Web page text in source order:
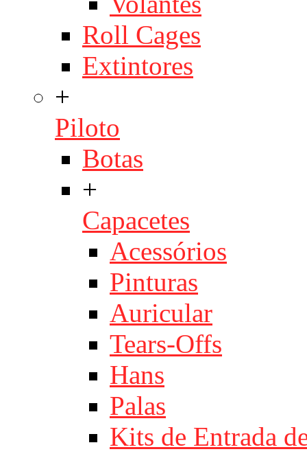
Roll Cages
Extintores
+
Piloto
Botas
+
Capacetes
Acessórios
Pinturas
Auricular
Tears-Offs
Hans
Palas
Kits de Entrada